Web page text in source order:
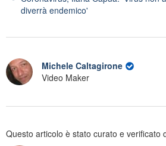
diverrà endemico'
Michele Caltagirone
Video Maker
Questo articolo è stato curato e verificato